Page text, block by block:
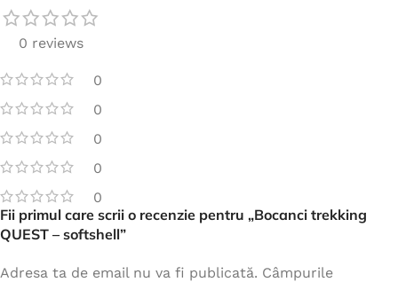
0 reviews
0
0
0
0
0
Fii primul care scrii o recenzie pentru „Bocanci trekking
QUEST – softshell”
Adresa ta de email nu va fi publicată. Câmpurile